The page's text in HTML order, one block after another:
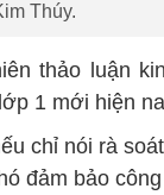
Thúy.
thảo luận
1 mới hiện
chỉ nói rà
đảm bảo